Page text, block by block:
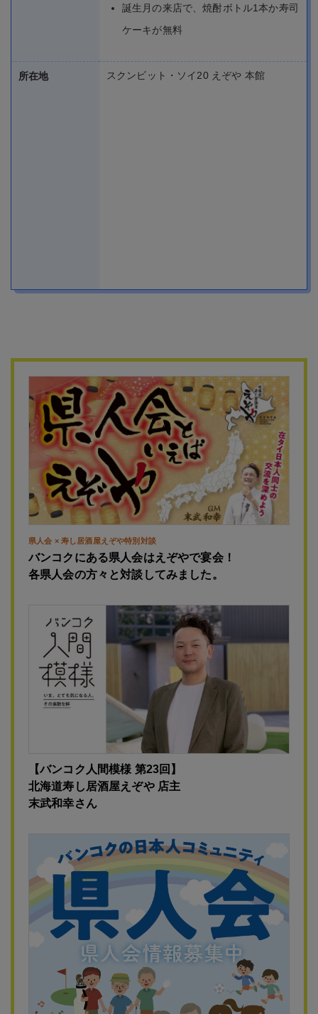
誕生月の来店で、焼酎ボトル1本か寿司
ケーキが無料
所在地 スクンビット・ソイ20 えぞや 本館
県人会 × 寿し居酒屋えぞや特別対談
バンコクにある県人会はえぞやで宴会！
各県人会の方々と対談してみました。
【バンコク人間模様 第23回】
北海道寿し居酒屋えぞや 店主
末武和幸さん